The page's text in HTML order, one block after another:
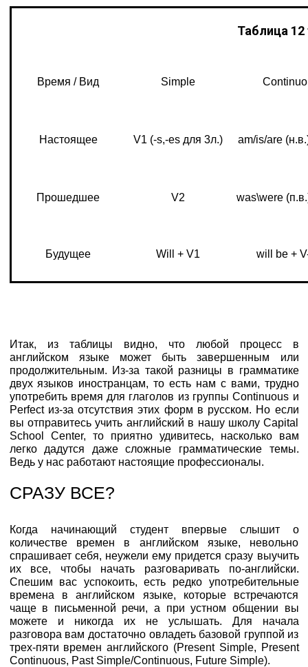
Таблица 12
Время / Вид Simple
Настоящее V1 (-s,-es для 3л.) am/is/are
Прошедшее V2 was\were
Будущее Will + V1 will be +
Итак, из таблицы видно, что любой процесс в
английском языке может быть завершенным или
продолжительным. Из-за такой разницы в грамматике
двух языков иностранцам, то есть нам с вами, трудно
употребить время для глаголов из группы Continuous и
Perfect из-за отсутствия этих форм в русском. Но если
вы отправитесь учить английский в нашу школу Capital
School Center, то приятно удивитесь, насколько вам
легко дадутся даже сложные грамматические темы.
Ведь у нас работают настоящие профессионалы.
СРАЗУ ВСЕ?
Когда начинающий студент впервые слышит о
количестве времен в английском языке, невольно
спрашивает себя, неужели ему придется сразу выучить
их все, чтобы начать разговаривать по-английски.
Спешим вас успокоить, есть редко употребительные
времена в английском языке, которые встречаются
чаще в письменной речи, а при устном общении вы
можете и никогда их не услышать. Для начала
разговора вам достаточно овладеть базовой группой из
трех-пяти времен английского (Present Simple, Present
Continuous, Past Simple/Continuous, Future Simple).